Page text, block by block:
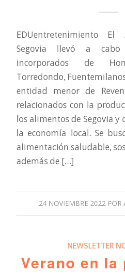
EDUentretenimiento El
Segovia llevó a
incorporados de
Torredondo,
entidad menor de
relacionados con la
los alimentos de Segovia y
la economía local. Se
alimentación saludable,
además de […]
24 NOVIEMBRE 2022 POR
NEWSLETTER
Verano en